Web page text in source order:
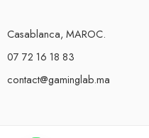
Casablanca, MAROC.
07 72 16 18 83
contact@gaminglab.ma